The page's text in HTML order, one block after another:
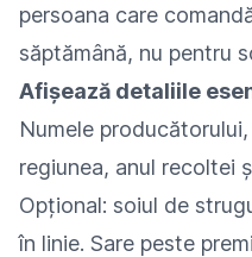
persoana care
săptămână, nu pentru
Afișează detaliile
Numele
regiunea, anul recoltei
Opțional: soiul de
în linie. Sare peste